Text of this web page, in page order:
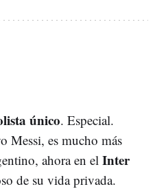
único. Especial.
Messi, es mucho más
ahora en el Inter
de su vida privada.